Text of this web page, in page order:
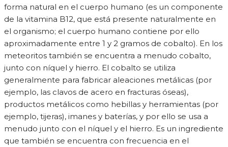
forma natural en el cuerpo humano (es un componente
de la vitamina B12, que está presente naturalmente en
el organismo; el cuerpo humano contiene por ello
aproximadamente entre 1 y 2 gramos de cobalto). En los
meteoritos también se encuentra a menudo cobalto,
junto con níquel y hierro. El cobalto se utiliza
generalmente para fabricar aleaciones metálicas (por
ejemplo, las clavos de acero en fracturas óseas),
productos metálicos como hebillas y herramientas (por
ejemplo, tijeras), imanes y baterías, y por ello se usa a
menudo junto con el níquel y el hierro. Es un ingrediente
que también se encuentra con frecuencia en el